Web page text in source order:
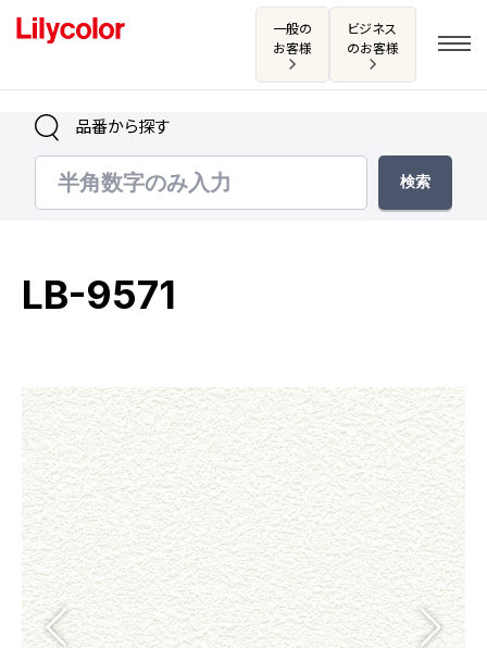
一般の
お客様
ビジネス
のお客様
ログイン・新規会員登録
お気に入り
商品を探す
商品を探す トップ
壁紙
カーテン
床材
ブランド・コレクション
Lilycolor Coordinate 着せ替えシミュレーション
カタログ一覧
カタログ一覧 トップ
壁紙
カーテン
床材
施工事例
施工事例 トップ
医療・福祉施設
リリカラノート
品番から探す
LB-9571